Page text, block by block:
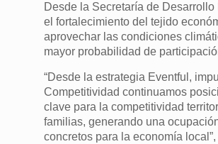
Desde la Secretaría de
el fortalecimiento del tejido
aprovechar las condiciones
mayor probabilidad de
“Desde la estrategia Eventful,
Competitividad continuamos
clave para la competitividad
familias, generando una
concretos para la economía